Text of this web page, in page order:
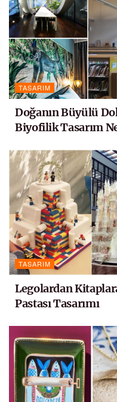
TASARIM
Doğanın Büyülü
Biyofilik Tasarım
TASARIM
Legolardan
Pastası Tasarımı